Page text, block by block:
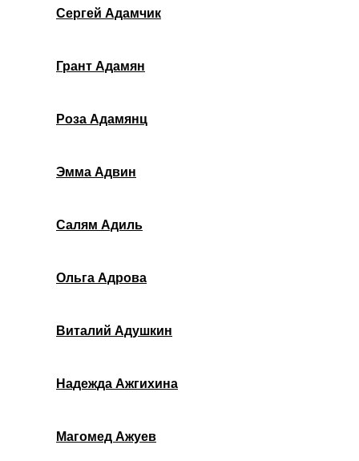
Сергей Адамчик
Грант Адамян
Роза Адамянц
Эмма Адвин
Салям Адиль
Ольга Адрова
Виталий Адушкин
Надежда Ажгихина
Магомед Ажуев